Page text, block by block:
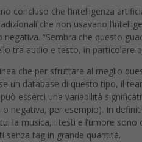
concluso che l’intelligenza
che non usavano
“Sembra che questo
tra audio e testo, in particolare
che per sfruttare al meglio
un database di questo tipo, il
esserci una variabilità
o negativa, per esempio). In
la musica, i testi e l’umore
senza tag in grande quantità.